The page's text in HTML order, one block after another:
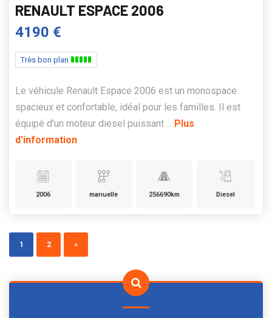
RENAULT ESPACE 2006
4190 €
Très bon plan
Le véhicule Renault Espace 2006 est un monospace
spacieux et confortable, idéal pour les familles. Il est
équipé d'un moteur diesel puissant ... Plus
d'information
2006 manuelle 256690km Diesel
1 2 »